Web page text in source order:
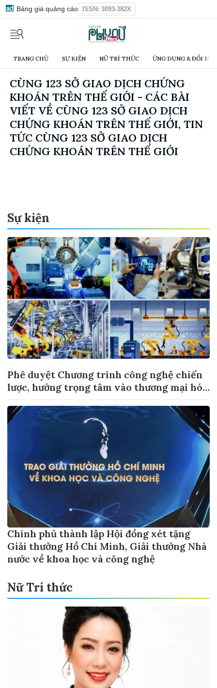
Bảng giá quảng cáo ISSN: 3093-382X
TRANG CHỦ SỰ KIỆN NỮ TRÍ THỨC ỨNG DỤNG & ĐỔI
CÙNG 123 SỞ GIAO DỊCH CHỨNG
KHOÁN TRÊN THẾ GIỚI - CÁC BÀI
VIẾT VỀ CÙNG 123 SỞ GIAO DỊCH
CHỨNG KHOÁN TRÊN THẾ GIỚI, TIN
TỨC CÙNG 123 SỞ GIAO DỊCH
CHỨNG KHOÁN TRÊN THẾ GIỚI
Sự kiện
Phê duyệt Chương trình công nghệ chiến
lược, hướng trọng tâm vào thương mại hóa
Chính phủ thành lập Hội đồng xét tặng
Giải thưởng Hồ Chí Minh, Giải thưởng Nhà
nước về khoa học và công nghệ
Nữ Trí thức